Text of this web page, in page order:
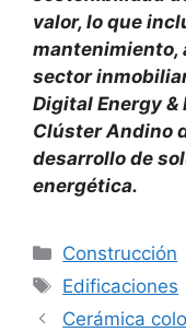
valor, lo que
mantenimiento,
sector
Digital Energy &
Clúster Andino
desarrollo de
energética.
Categorías
Construcción
Etiquetas
Edificaciones
Cerámica